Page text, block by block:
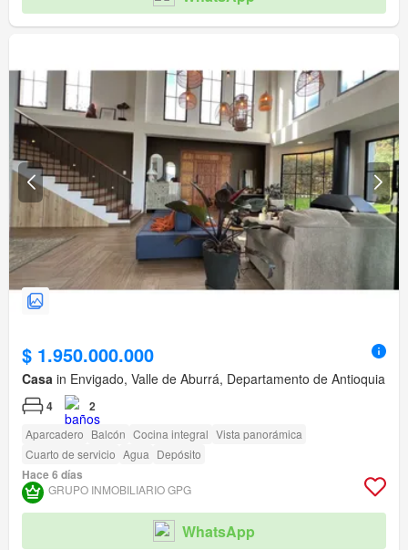
$ 1.950.000.000
Casa in Envigado, Valle de Aburrá, Departamento de Antioquia
4 2
Aparcadero Balcón Cocina integral Vista panorámica
Cuarto de servicio Agua Depósito
Hace 6 días
GRUPO INMOBILIARIO GPG
WhatsApp